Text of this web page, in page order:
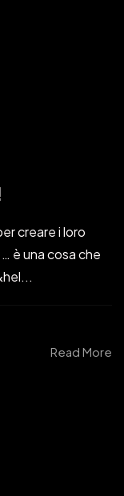
creare i loro
è una cosa che
Read More